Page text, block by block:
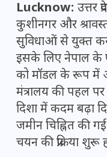
Lucknow: उत्तर
कुशीनगर और
सुविधाओं से युक्त
इसके लिए नेपाल के
को मॉडल के रूप में
मंत्रालय की पहल पर
दिशा में कदम बढ़ा
जमीन चिह्नित की
चयन की प्रक्रिया शुरू